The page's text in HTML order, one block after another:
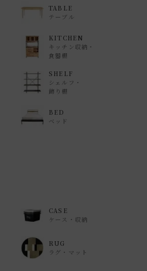
TABLE
テーブル
KITCHEN
キッチン収納・
食器棚
SHELF
シェルフ・
飾り棚
BED
ベッド
CASE
ケース・収納
RUG
ラグ・マット